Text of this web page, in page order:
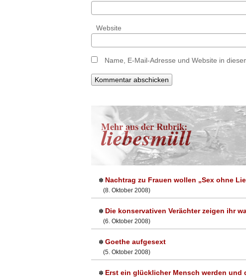
Website
Name, E-Mail-Adresse und Website in
Mehr aus der Rubrik:
liebesmüll
✽ Nachtrag zu Frauen wollen „Sex ohne
(8. Oktober 2008)
✽ Die konservativen Verächter zeigen ihr
(6. Oktober 2008)
✽ Goethe aufgesext
(5. Oktober 2008)
✽ Erst ein glücklicher Mensch werden und